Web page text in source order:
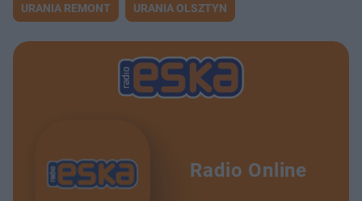
URANIA REMONT URANIA OLSZTYN
Radio Online